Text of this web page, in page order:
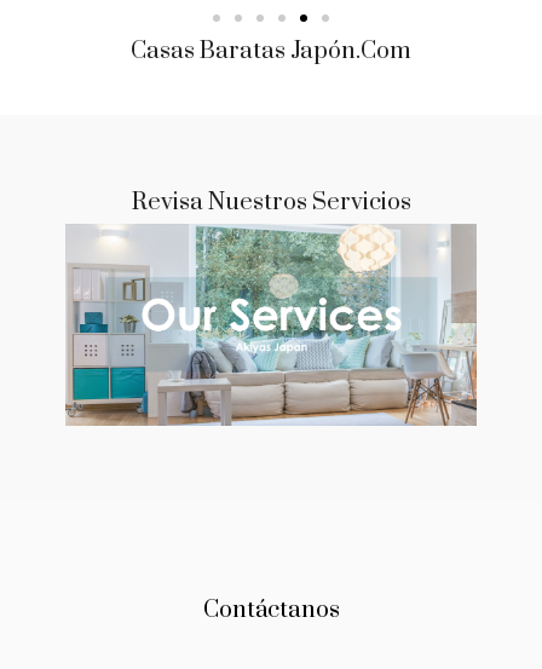
Casas Baratas Japón.com
Revisa Nuestros Servicios
Contáctanos